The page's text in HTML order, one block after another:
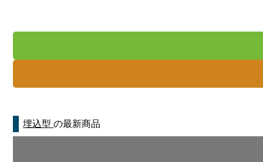
埋込型の最新商品